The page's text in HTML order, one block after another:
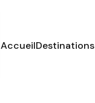
AccueilDestinations